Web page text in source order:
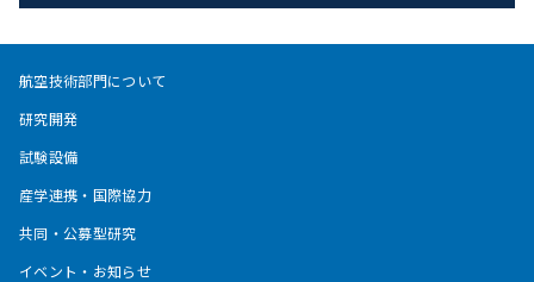
航空技術部門について
研究開発
試験設備
産学連携・国際協力
共同・公募型研究
イベント・お知らせ